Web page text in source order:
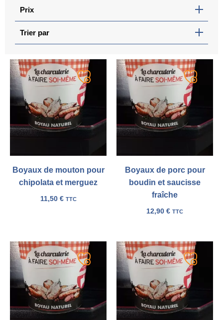
Prix
Trier par
Boyaux de mouton pour
chipolata et merguez
11,50 € TTC
Ajouter
à
ma
liste
Boyaux de porc pour
boudin et saucisse
fraîche
12,90 € TTC
Ajouter
à
ma
liste
Ajouter
à
ma
liste
Ajouter
à
ma
liste